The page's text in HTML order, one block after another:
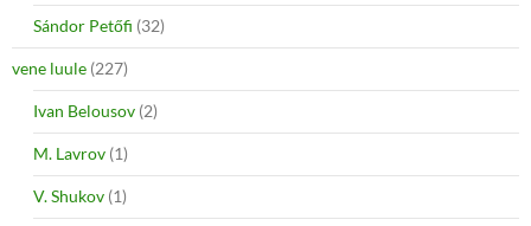
Sándor Petőfi (32)
vene luule (227)
Ivan Belousov (2)
M. Lavrov (1)
V. Shukov (1)